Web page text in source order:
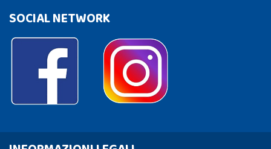
SOCIAL NETWORK